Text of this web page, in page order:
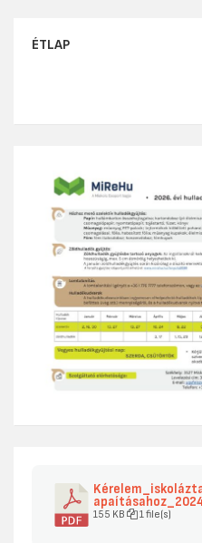
ÉTLAP
155 KB 1 file(s)